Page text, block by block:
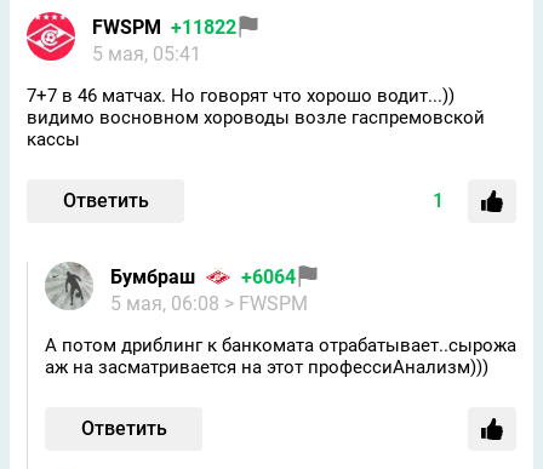
FWSPM +11822
5 мая, 05:41
7+7 в 46 матчах. Но говорят что хорошо водит...))
видимо восновном хороводы возле гаспремовской
кассы
Ответить 1
Бумбраш
+6064
5 мая, 06:08 > FWSPM
А потом дриблинг к банкомата отрабатывает..сырожа
аж на засматривается на этот профессиАнализм)))
Ответить